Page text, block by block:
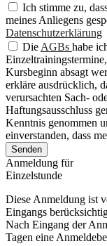
Ich stimme zu,
meines Anliegens
Datenschutzerklärung
Die AGBs habe
Kursbeginn absagt
erkläre ausdrücklich,
verursachten Sach-
Haftungsausschluss
Kenntnis genommen
einverstanden, dass
Senden
Anmeldung für
Einzelstunde
Diese Anmeldung ist
Eingangs
Nach Eingang der
Tagen eine